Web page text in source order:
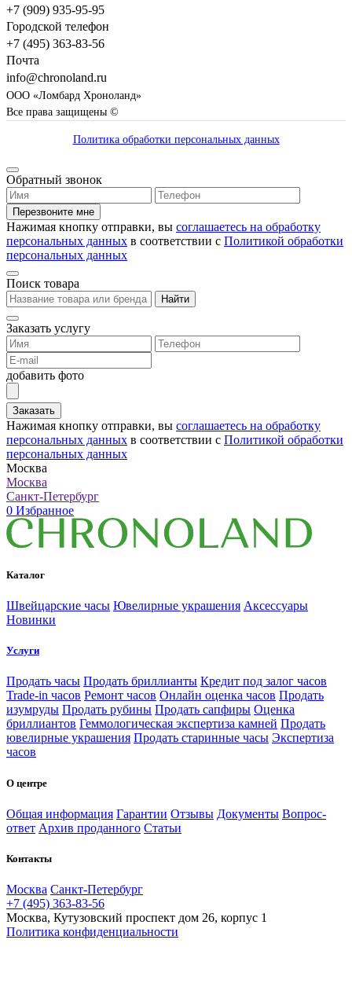
+7 (909) 935-95-95
Городской телефон
+7 (495) 363-83-56
Почта
info@chronoland.ru
ООО «Ломбард Хроноланд»
Все права защищены ©
Политика обработки персональных данных
Обратный звонок
Перезвоните мне
Нажимая кнопку отправки, вы соглашаетесь на обработку
персональных данных в соответствии с Политикой обработки
персональных данных
Поиск товара
Найти
Заказать услугу
добавить фото
Заказать
Нажимая кнопку отправки, вы соглашаетесь на обработку
персональных данных в соответствии с Политикой обработки
персональных данных
Москва
Москва
Санкт-Петербург
0 Избранное
Каталог
Швейцарские часы Ювелирные украшения Аксессуары
Новинки
Услуги
Продать часы Продать бриллианты Кредит под залог часов
Trade-in часов Ремонт часов Онлайн оценка часов Продать
изумруды Продать рубины Продать сапфиры Оценка
бриллиантов Геммологическая экспертиза камней Продать
ювелирные украшения Продать старинные часы Экспертиза
часов
О центре
Общая информация Гарантии Отзывы Документы Вопрос-
ответ Архив проданного Статьи
Контакты
Москва Санкт-Петербург
+7 (495) 363-83-56
Москва, Кутузовский проспект дом 26, корпус 1
Политика конфиденциальности